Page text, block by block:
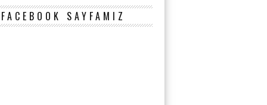
FACEBOOK SAYFAMIZ